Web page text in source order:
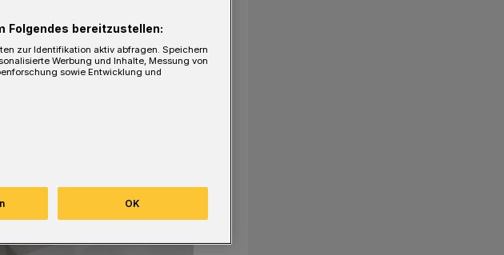
Folgendes bereitzustellen:
zur Identifikation aktiv abfragen. Speichern
Werbung und Inhalte, Messung von
sowie Entwicklung und
OK